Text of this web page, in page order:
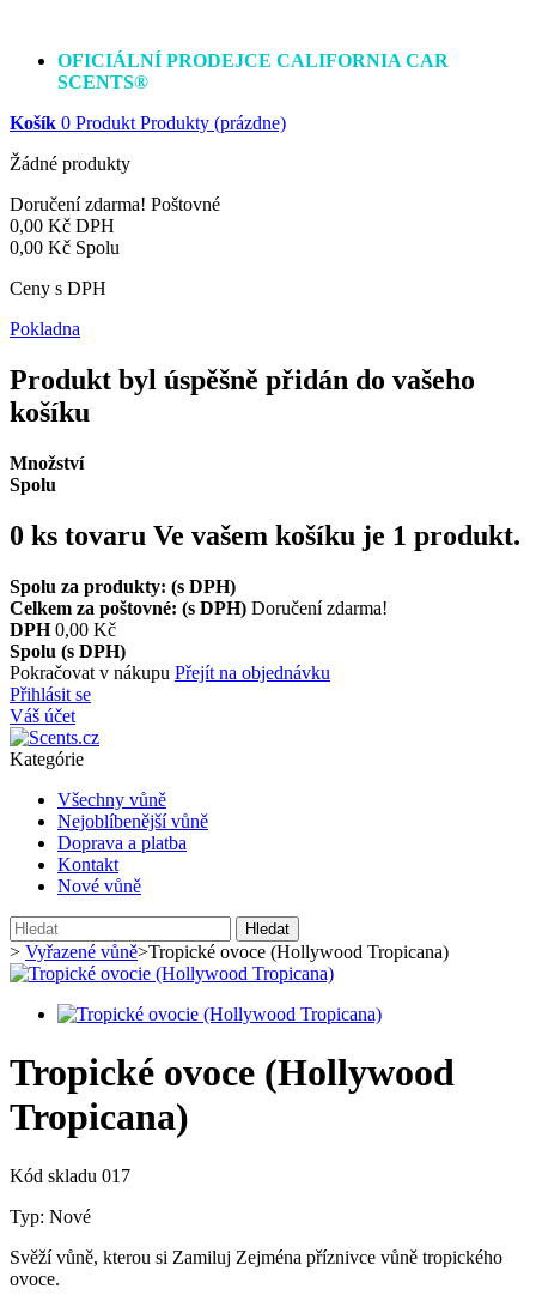
OFICIÁLNÍ PRODEJCE CALIFORNIA CAR
SCENTS®
Košík 0 Produkt Produkty (prázdne)
Žádné produkty
Doručení zdarma! Poštovné
0,00 Kč DPH
0,00 Kč Spolu
Ceny s DPH
Pokladna
Produkt byl úspěšně přidán do vašeho
košíku
Množství
Spolu
0 ks tovaru Ve vašem košíku je 1 produkt.
Spolu za produkty: (s DPH)
Celkem za poštovné: (s DPH) Doručení zdarma!
DPH 0,00 Kč
Spolu (s DPH)
Pokračovat v nákupu Přejít na objednávku
Přihlásit se
Váš účet
Kategórie
Všechny vůně
Nejoblíbenější vůně
Doprava a platba
Kontakt
Nové vůně
Hledat
> Vyřazené vůně>Tropické ovoce (Hollywood Tropicana)
Tropické ovoce (Hollywood
Tropicana)
Kód skladu 017
Typ: Nové
Svěží vůně, kterou si Zamiluj Zejména příznivce vůně tropického
ovoce.